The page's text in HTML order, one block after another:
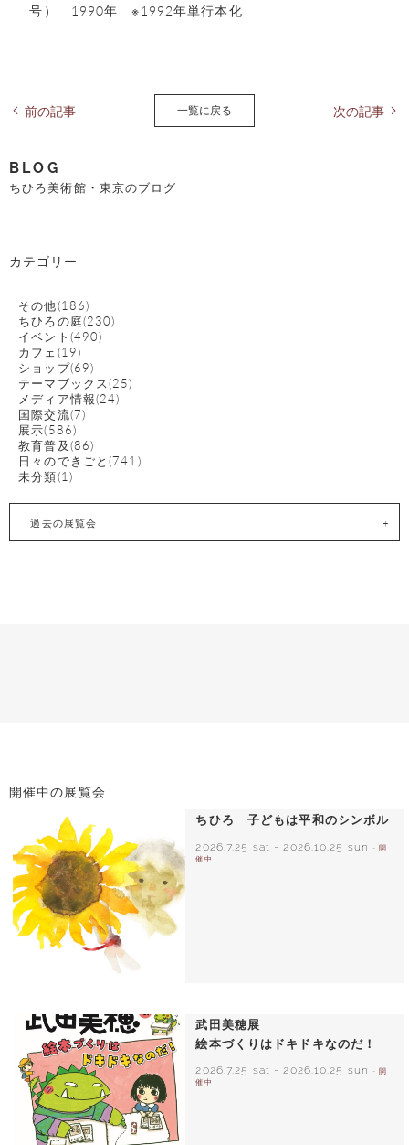
号） 1990年 ※1992年単行本化
前の記事 一覧に戻る 次の記事
BLOG
ちひろ美術館・東京のブログ
カテゴリー
その他(186)
ちひろの庭(230)
イベント(490)
カフェ(19)
ショップ(69)
テーマブックス(25)
メディア情報(24)
国際交流(7)
展示(586)
教育普及(86)
日々のできごと(741)
未分類(1)
過去の展覧会
開催中の展覧会
ちひろ 子どもは平和のシンボル
2026.7.25 sat - 2026.10.25 sun
- 開
催中
武田美穂展
絵本づくりはドキドキなのだ！
2026.7.25 sat -2026.10.25 sun
- 開
催中